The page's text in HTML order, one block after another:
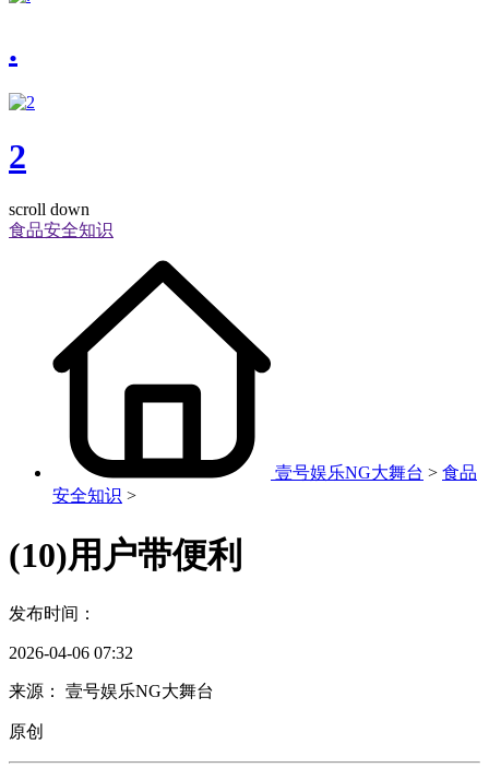
.
2
scroll down
食品安全知识
壹号娱乐NG大舞台 > 食品
安全知识 >
(10)用户带便利
发布时间：
2026-04-06 07:32
来源： 壹号娱乐NG大舞台
原创